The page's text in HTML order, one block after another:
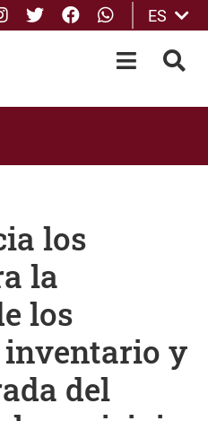
Instagram
TwitterFacebook
whatsApp
ES
OPEN-
los
la
los
y
del